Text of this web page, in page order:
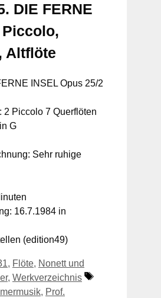
DIE FERNE
Piccolo,
Altflöte
INSEL Opus 25/2
2 Piccolo 7 Querflöten
G
Sehr ruhige
16.7.1984 in
(edition49)
, Flöte, Nonett und
, Werkverzeichnis
Schlagwörter
, Prof.